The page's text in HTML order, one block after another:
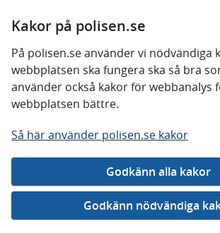
Kakor på polisen.se
På polisen.se använder vi nödvändiga
webbplatsen ska fungera ska så bra
använder också kakor för webbanalys
webbplatsen bättre.
Så här använder polisen.se kakor